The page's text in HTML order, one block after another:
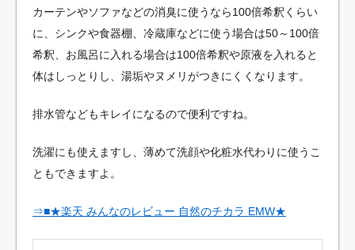
カーテンやソファなどの消臭に使うなら100倍希釈くらい
に、シンクや食器棚、冷蔵庫などに使う場合は50～100倍
希釈、お風呂に入れる場合は100倍希釈や原液を入れると
体はしっとりし、湯垢やヌメリがつきにくくなります。
排水管などもキレイになるので便利ですね。
洗濯にも使えますし、薄めて洗顔や化粧水代わりに使うこ
ともできますよ。
⇒■★楽天 みんなのレビュー 自然のチカラ EMW★